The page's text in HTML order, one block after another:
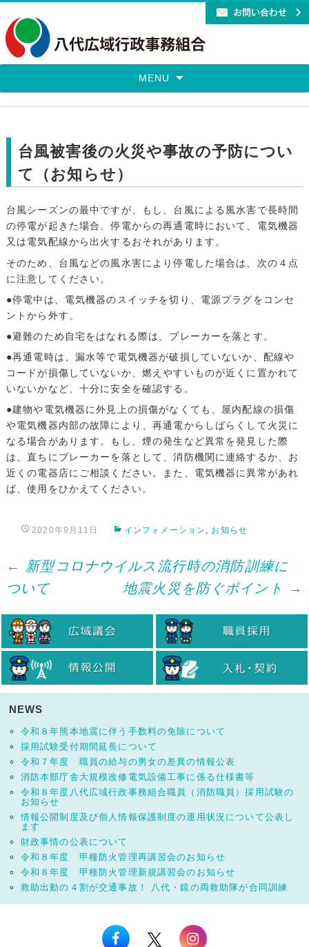
MENU
台風被害後の火災や事故の予防につい
て（お知らせ）
台風シーズンの最中ですが、もし、台風による風水害で長時間
の停電が起きた場合、停電からの再通電時において、電気機器
又は電気配線から出火するおそれがあります。
そのため、台風などの風水害により停電した場合は、次の４点
に注意してください。
●停電中は、電気機器のスイッチを切り、電源プラグをコンセ
ントから外す。
●避難のため自宅をはなれる際は、ブレーカーを落とす。
●再通電時は、漏水等で電気機器が破損していないか、配線や
コードが損傷していないか、燃えやすいものが近くに置かれて
いないかなど、十分に安全を確認する。
●建物や電気機器に外見上の損傷がなくても、屋内配線の損傷
や電気機器内部の故障により、再通電からしばらくして火災に
なる場合があります。もし、煙の発生など異常を発見した際
は、直ちにブレーカーを落として、消防機関に連絡するか、お
近くの電器店にご相談ください。また、電気機器に異常があれ
ば、使用をひかえてください。
2020年9月11日 インフォメーション お知らせ
Post
navigation
←
新型コロナウイルス流行時の消防訓練に
ついて
地震火災を防ぐポイント →
NEWS
令和８年熊本地震に伴う手数料の免除について
採用試験受付期間延長について
令和７年度 職員の給与の男女の差異の情報公表
消防本部庁舎大規模改修電気設備工事に係る仕様書等
令和８年度八代広域行政事務組合職員（消防職員）採用試験の
お知らせ
情報公開制度及び個人情報保護制度の運用状況について公表し
ます
財政事情の公表について
令和８年度 甲種防火管理再講習会のお知らせ
令和８年度 甲種防火管理新規講習会のお知らせ
救助出動の４割が交通事故！ 八代・鏡の両救助隊が合同訓練